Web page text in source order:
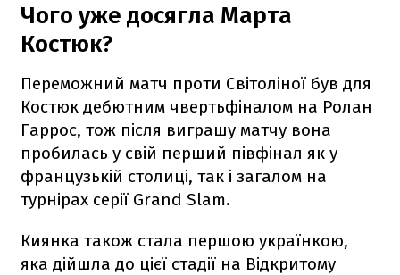
Чого уже досягла Марта
Костюк?
Переможний матч проти Світоліної був для
Костюк дебютним чвертьфіналом на Ролан
Гаррос, тож після виграшу матчу вона
пробилась у свій перший півфінал як у
французькій столиці, так і загалом на
турнірах серії Grand Slam.
Киянка також стала першою українкою,
яка дійшла до цієї стадії на Відкритому